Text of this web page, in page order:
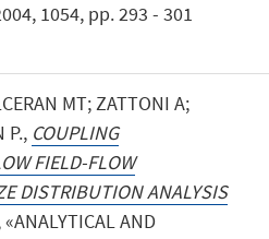
1054, pp. 293 - 301
MT; ZATTONI A;
P., COUPLING
FIELD-FLOW
DISTRIBUTION ANALYSIS
«ANALYTICAL AND